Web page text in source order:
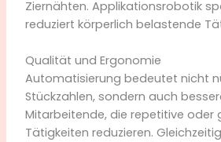
Ziernähten. Applikationsrobotik
reduziert körperlich belastende
Qualität und Ergonomie
Automatisierung bedeutet nicht
Stückzahlen, sondern auch
Mitarbeitende, die repetitive oder
Tätigkeiten reduzieren.